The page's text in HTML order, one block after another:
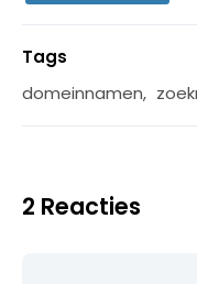
Tags
domeinnamen,
2 Reacties